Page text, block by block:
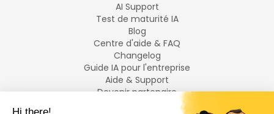
AI Support
Test de maturité IA
Blog
Centre d'aide & FAQ
Changelog
Guide IA pour l'entreprise
Aide & Support
Devenir partenaire